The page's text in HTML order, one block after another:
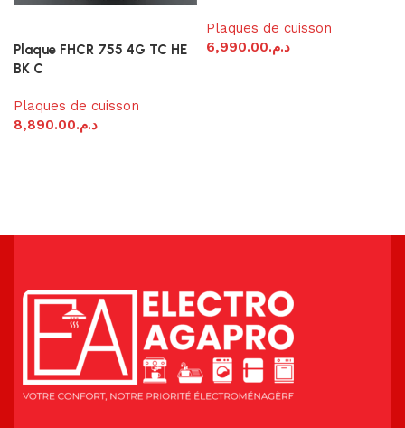
Plaque FHCR 755 4G TC HE
BK C
Plaques de cuisson
د.م.8,890.00
Plaques de cuisson
د.م.6,990.00